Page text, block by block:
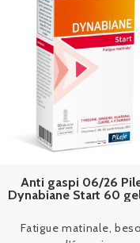
Anti gaspi 06/26
Dynabiane Start 60
Fatigue matinale,